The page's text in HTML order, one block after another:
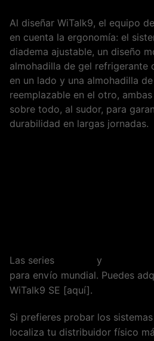
Al diseñar WiTalk9, el equipo
en cuenta la ergonomía: el
diadema ajustable, un diseño
almohadilla de gel refrigerante
en un lado y una almohadilla
reemplazable en el otro,
sobre todo, al sudor, para
durabilidad en largas jornadas.
Las series y
para envío mundial. Puedes
WiTalk9 SE [aquí].
Si prefieres probar los
localiza tu distribuidor físico